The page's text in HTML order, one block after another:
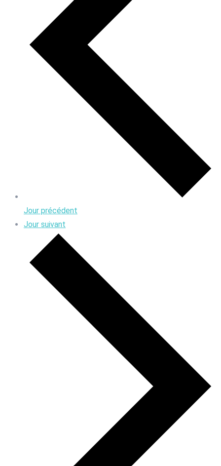
Jour précédent
Jour suivant